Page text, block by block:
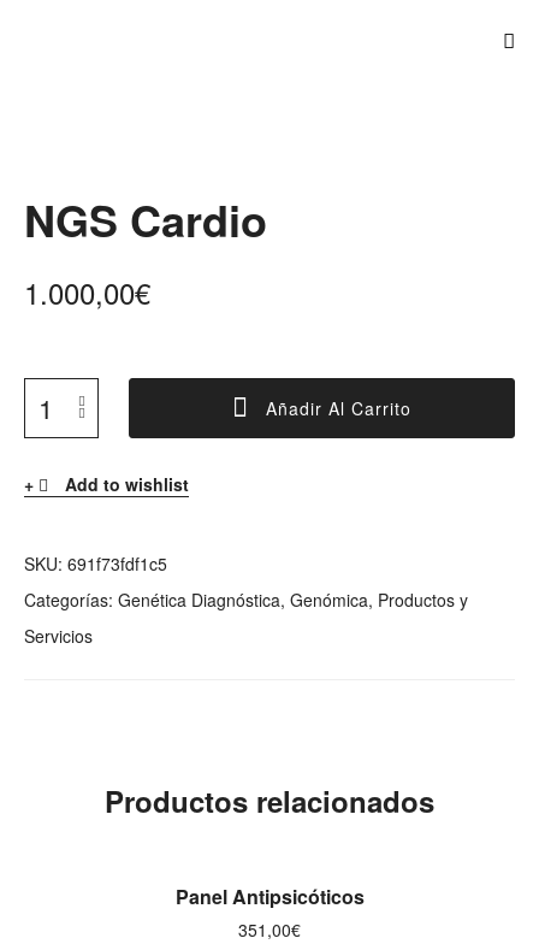
NGS Cardio
1.000,00€
Añadir Al Carrito
Add to wishlist
SKU: 691f73fdf1c5
Categorías: Genética Diagnóstica, Genómica, Productos y
Servicios
Productos relacionados
AÑADIR AL CARRITO
Panel Antipsicóticos
351,00€